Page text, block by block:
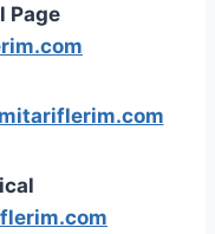
Page